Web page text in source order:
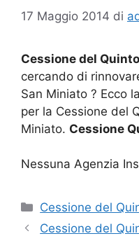
17 Maggio 2014 di
Cessione del
cercando di
San Miniato ? Ecco
per la Cessione del
Miniato. Cessione
Nessuna Agenzia
Categorie
Cessione del
Cessione del